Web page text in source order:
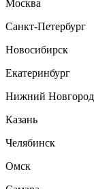
Москва
Санкт-Петербург
Новосибирск
Екатеринбург
Нижний Новгород
Казань
Челябинск
Омск